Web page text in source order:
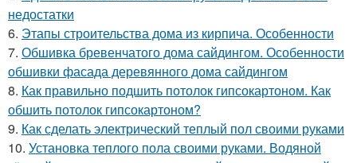
недостатки
6. Этапы строительства дома из кирпича. Особенности
7. Обшивка бревенчатого дома сайдингом. Особенности
обшивки фасада деревянного дома сайдингом
8. Как правильно подшить потолок гипсокартоном. Как
обшить потолок гипсокартоном?
9. Как сделать электрический теплый пол своими руками
10. Установка теплого пола своими руками. Водяной